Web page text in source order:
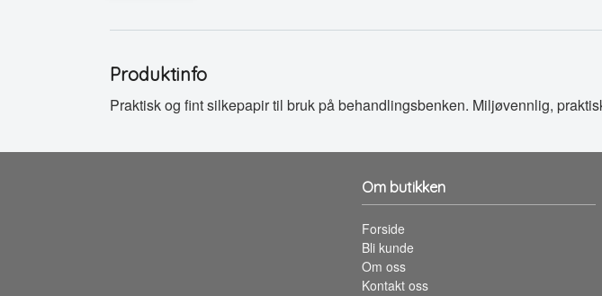
Produktinfo
Praktisk og fint silkepapir til bruk på behandlingsbenken. Miljøvennlig,
Om butikken
Forside
Bli kunde
Om oss
Kontakt oss